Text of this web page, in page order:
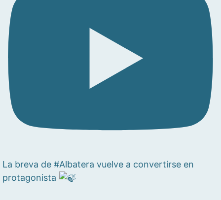
La breva de #Albatera vuelve a convertirse en
protagonista